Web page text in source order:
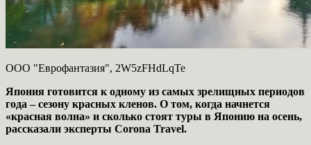
ООО "Еврофантазия", 2W5zFHdLqTe
Япония готовится к одному из самых зрелищных периодов
года – сезону красных кленов. О том, когда начнется
«красная волна» и сколько стоят туры в Японию на осень,
рассказали эксперты Corona Travel.